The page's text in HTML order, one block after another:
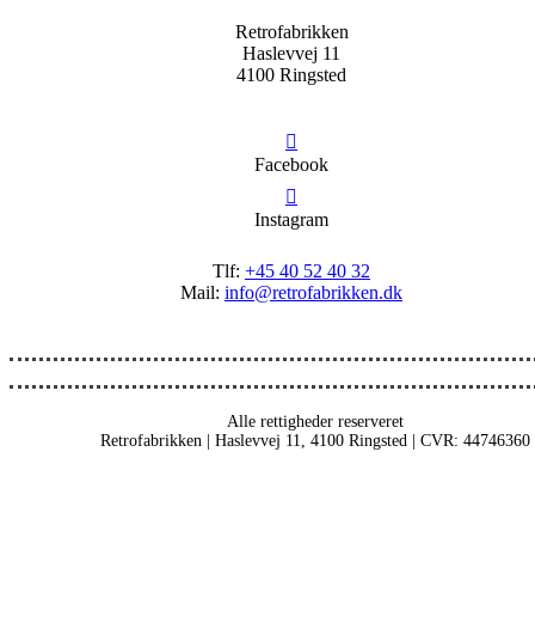
Retrofabrikken
Haslevvej 11
4100 Ringsted
Facebook
Instagram
Tlf: +45 40 52 40 32
Mail: info@retrofabrikken.dk
Alle rettigheder reserveret
Retrofabrikken | Haslevvej 11, 4100 Ringsted | CVR: 44746360